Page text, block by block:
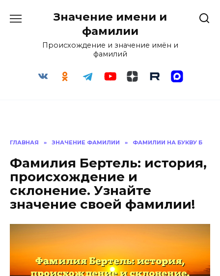
Значение имени и
фамилии
Происхождение и значение имён и
фамилий
ГЛАВНАЯ » ЗНАЧЕНИЕ ФАМИЛИИ » ФАМИЛИИ НА БУКВУ Б
Фамилия Бертель: история,
происхождение и
склонение. Узнайте
значение своей фамилии!